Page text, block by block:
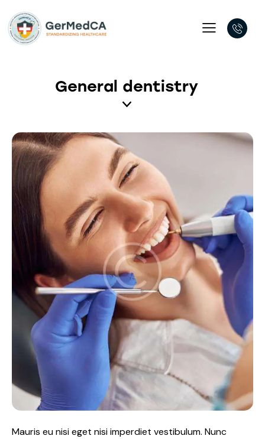
General dentistry
Mauris eu nisi eget nisi imperdiet vestibulum. Nunc